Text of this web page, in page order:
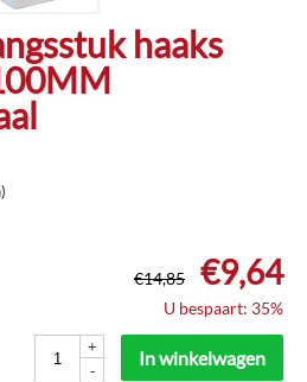
haaks
€14,85 €9,64
U bespaart: 35%
+
-
In winkelwagen